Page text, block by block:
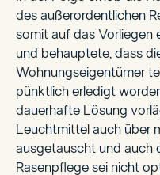
des außerordentlichen
somit auf das Vorliegen
und behauptete, dass
Wohnungseigentümer
pünktlich erledigt
dauerhafte Lösung
Leuchtmittel auch über
ausgetauscht und auch
Rasenpflege sei nicht